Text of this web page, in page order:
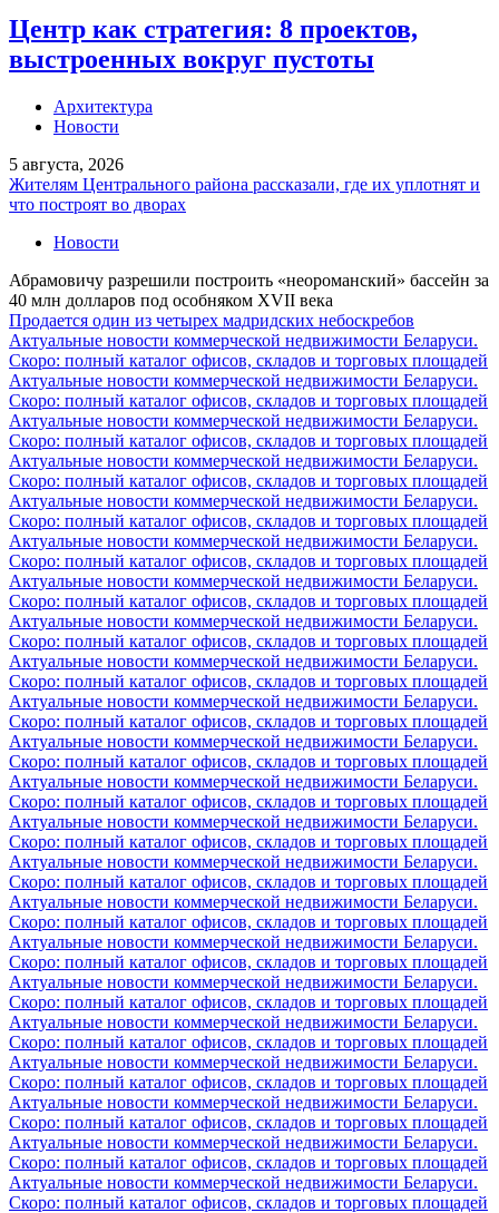
Центр как стратегия: 8 проектов,
выстроенных вокруг пустоты
Архитектура
Новости
5 августа, 2026
Жителям Центрального района рассказали, где их уплотнят и
что построят во дворах
Новости
Абрамовичу разрешили построить «неороманский» бассейн за
40 млн долларов под особняком XVII века
Продается один из четырех мадридских небоскребов
Актуальные новости коммерческой недвижимости Беларуси.
Скоро: полный каталог офисов, складов и торговых площадей
Актуальные новости коммерческой недвижимости Беларуси.
Скоро: полный каталог офисов, складов и торговых площадей
Актуальные новости коммерческой недвижимости Беларуси.
Скоро: полный каталог офисов, складов и торговых площадей
Актуальные новости коммерческой недвижимости Беларуси.
Скоро: полный каталог офисов, складов и торговых площадей
Актуальные новости коммерческой недвижимости Беларуси.
Скоро: полный каталог офисов, складов и торговых площадей
Актуальные новости коммерческой недвижимости Беларуси.
Скоро: полный каталог офисов, складов и торговых площадей
Актуальные новости коммерческой недвижимости Беларуси.
Скоро: полный каталог офисов, складов и торговых площадей
Актуальные новости коммерческой недвижимости Беларуси.
Скоро: полный каталог офисов, складов и торговых площадей
Актуальные новости коммерческой недвижимости Беларуси.
Скоро: полный каталог офисов, складов и торговых площадей
Актуальные новости коммерческой недвижимости Беларуси.
Скоро: полный каталог офисов, складов и торговых площадей
Актуальные новости коммерческой недвижимости Беларуси.
Скоро: полный каталог офисов, складов и торговых площадей
Актуальные новости коммерческой недвижимости Беларуси.
Скоро: полный каталог офисов, складов и торговых площадей
Актуальные новости коммерческой недвижимости Беларуси.
Скоро: полный каталог офисов, складов и торговых площадей
Актуальные новости коммерческой недвижимости Беларуси.
Скоро: полный каталог офисов, складов и торговых площадей
Актуальные новости коммерческой недвижимости Беларуси.
Скоро: полный каталог офисов, складов и торговых площадей
Актуальные новости коммерческой недвижимости Беларуси.
Скоро: полный каталог офисов, складов и торговых площадей
Актуальные новости коммерческой недвижимости Беларуси.
Скоро: полный каталог офисов, складов и торговых площадей
Актуальные новости коммерческой недвижимости Беларуси.
Скоро: полный каталог офисов, складов и торговых площадей
Актуальные новости коммерческой недвижимости Беларуси.
Скоро: полный каталог офисов, складов и торговых площадей
Актуальные новости коммерческой недвижимости Беларуси.
Скоро: полный каталог офисов, складов и торговых площадей
Актуальные новости коммерческой недвижимости Беларуси.
Скоро: полный каталог офисов, складов и торговых площадей
Актуальные новости коммерческой недвижимости Беларуси.
Скоро: полный каталог офисов, складов и торговых площадей